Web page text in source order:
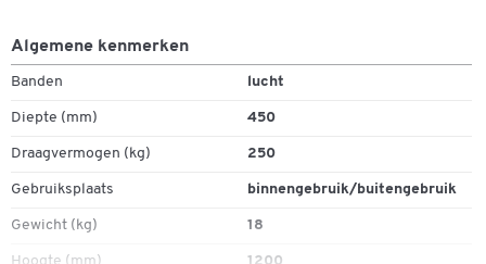
Algemene kenmerken
Banden lucht
Diepte (mm) 450
Draagvermogen (kg) 250
Gebruiksplaats binnengebruik/buitengebruik
Gewicht (kg) 18
Dubbelklik om in te zoomen